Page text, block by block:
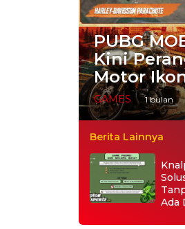
PUBG
Kini
Motor
GAMES 1 bulan
Berita Lainnya
Ada